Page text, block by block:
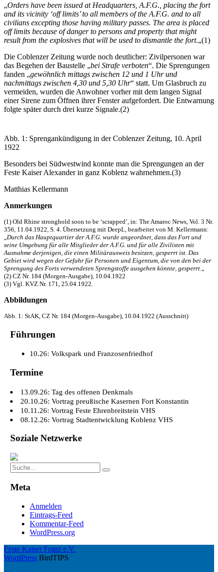
„Orders have been issued at Headquarters, A.F.G., placing the fort
and its vicinity ‘off limits’ to all members of the A.F.G. and to all
civilians excepting those having military passes. The area is placed
off limits because of danger to persons and property that might
result from the explosives that will be used to dismantle the fort.„(1)
Die Coblenzer Zeitung wurde noch deutlicher: Zivilpersonen war
das Begehen der Baustelle „bei Strafe verboten“. Die Sprengungen
fanden „gewöhnlich mittags zwischen 12 und 1 Uhr und
nachmittags zwischen 4,30 und 5,30 Uhr“ statt. Um Glasbruch zu
vermeiden, wurden die Anwohner vorher mit dem langen Signal
einer Sirene zum Öffnen ihrer Fenster aufgefordert. Die Entwarnung
folgte später durch drei kurze Signale.(2)
Abb. 1: Sprengankündigung in der Coblenzer Zeitung, 10. April
1922
Besonders bei Südwestwind konnte man die Sprengungen an der
Feste Kaiser Alexander in ganz Koblenz wahrnehmen.(3)
Matthias Kellermann
Anmerkungen
(1) Old Rhine stronghold soon to be ‘scrapped’, in: The Amaroc News, Vol. 3 Nr.
356, 11.04.1922, S. 4. Übersetzung mit DeepL, bearbeitet von M. Kellermann:
Durch das Hauptquartier der A.F.G. wurde angeordnet, dass das Fort und
seine Umgebung für alle Mitglieder der A.F.G. und für alle Zivilisten mit
Ausnahme derjenigen, die einen Militärausweis besitzen, gesperrt ist. Das
Gebiet wird wegen der Gefahr für Personen und Eigentum, die von den bei der
Sprengung des Forts verwendeten Sprengstoffe ausgehen könnte, gesperrt.
(2) CZ Nr. 184 (Morgen-Ausgabe), 10.04.1922
(3) Vgl. KVZ Nr. 171, 25.04.1922.
Abbildungen
Abb. 1: StAK, CZ Nr. 184 (Morgen-Ausgabe), 10.04.1922 (Ausschnitt)
Führungen
10.26: Volkspark und Franzosenfriedhof
Termine
13.09.26: Tag des offenen Denkmals
20.10.26: Vortrag preußische Kasernen Fort Konstantin
10.11.26: Vortrag Feste Ehrenbreitstein VHS
08.12.26: Vortrag Stadtentwicklung Koblenz VHS
Soziale Netzwerke
Search
for:
Search
Meta
Anmelden
Eintrags-Feed
Kommentar-Feed
WordPress.org
Feste Kaiser Franz e.V.
WordPress BirdTIPS